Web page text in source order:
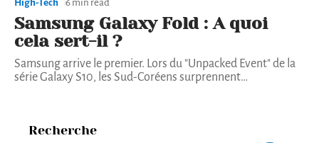
High-Tech 6 min read
Samsung Galaxy Fold : A quoi
cela sert-il ?
Samsung arrive le premier. Lors du "Unpacked Event" de la
série Galaxy S10, les Sud-Coréens surprennent…
Recherche